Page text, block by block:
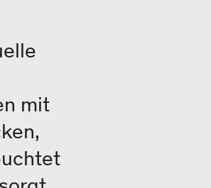
mit